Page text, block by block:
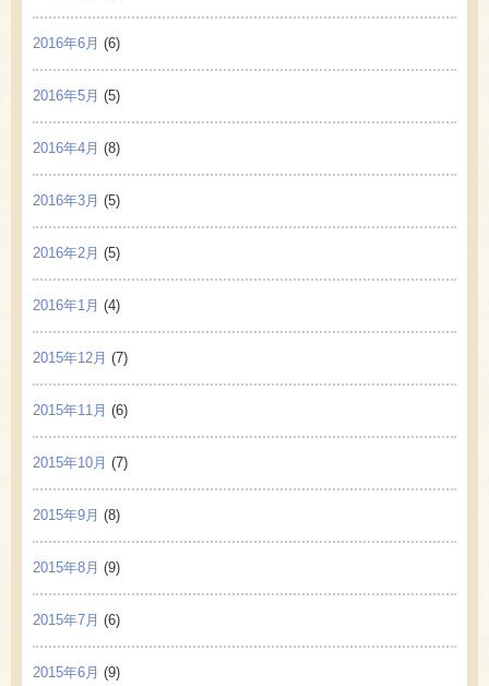
2016年6月 (6)
2016年5月 (5)
2016年4月 (8)
2016年3月 (5)
2016年2月 (5)
2016年1月 (4)
2015年12月 (7)
2015年11月 (6)
2015年10月 (7)
2015年9月 (8)
2015年8月 (9)
2015年7月 (6)
2015年6月 (9)